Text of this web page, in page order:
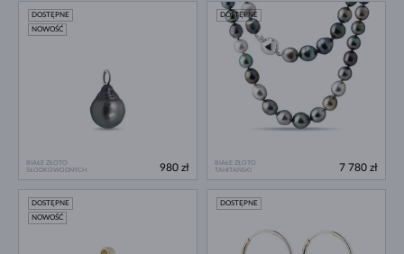
BIAŁE ZŁOTO
SŁODKOWODNYCH
DOSTĘPNE
NOWOŚĆ
980 zł
BIAŁE ZŁOTO
TAHITAŃSKI
DOSTĘPNE
7 780 zł
DOSTĘPNE
NOWOŚĆ
DOSTĘPNE